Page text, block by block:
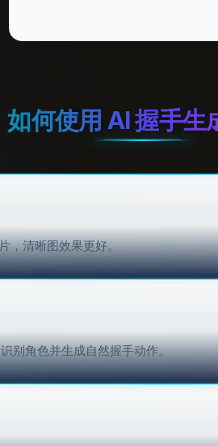
如何使用 AI 握手生
，清晰图效果更好。
别角色并生成自然握手动作。